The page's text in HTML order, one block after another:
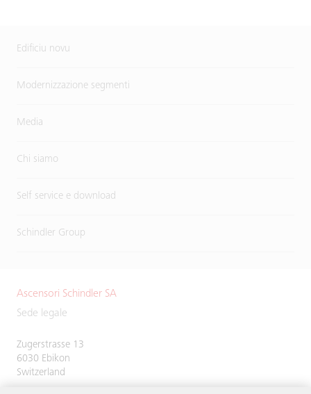
Edificiu novu
Modernizzazione segmenti
Media
Chi siamo
Self service e download
Schindler Group
Ascensori Schindler SA
Sede legale
Zugerstrasse 13
6030 Ebikon
Switzerland